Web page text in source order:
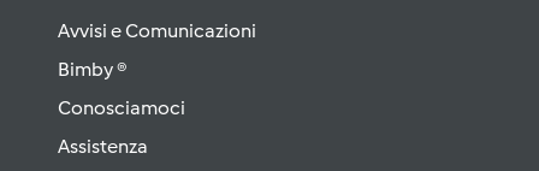
Avvisi e Comunicazioni
Bimby ®
Conosciamoci
Assistenza